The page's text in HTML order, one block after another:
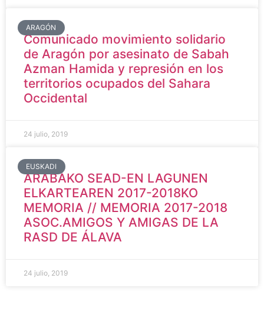
ARAGÓN
Comunicado movimiento solidario
de Aragón por asesinato de Sabah
Azman Hamida y represión en los
territorios ocupados del Sahara
Occidental
24 julio, 2019
EUSKADI
ARABAKO SEAD-EN LAGUNEN
ELKARTEAREN 2017-2018KO
MEMORIA // MEMORIA 2017-2018
ASOC.AMIGOS Y AMIGAS DE LA
RASD DE ÁLAVA
24 julio, 2019